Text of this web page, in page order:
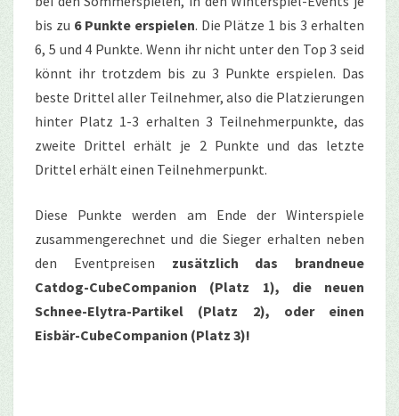
bis zu 6 Punkte erspielen. Die Plätze 1 bis 3 erhalten
6, 5 und 4 Punkte. Wenn ihr nicht unter den Top 3 seid
könnt ihr trotzdem bis zu 3 Punkte erspielen. Das
beste Drittel aller Teilnehmer, also die Platzierungen
hinter Platz 1-3 erhalten 3 Teilnehmerpunkte, das
zweite Drittel erhält je 2 Punkte und das letzte
Drittel erhält einen Teilnehmerpunkt.
Diese Punkte werden am Ende der Winterspiele
zusammengerechnet und die Sieger erhalten neben
den Eventpreisen zusätzlich das brandneue
Catdog-CubeCompanion (Platz 1), die neuen
Schnee-Elytra-Partikel (Platz 2), oder einen
Eisbär-CubeCompanion (Platz 3)!